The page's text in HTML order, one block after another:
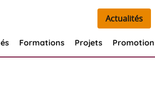
Actualités
Formations Projets